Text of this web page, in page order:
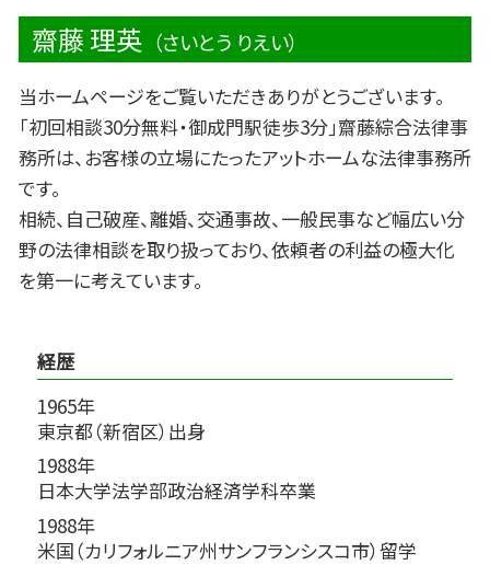
齋藤 理英 （さいとう りえい）
当ホームページをご覧いただきありがとうございます。
「初回相談30分無料・御成門駅徒歩3分」齋藤綜合法律事
務所は、お客様の立場にたったアットホームな法律事務所
です。
相続、自己破産、離婚、交通事故、一般民事など幅広い分
野の法律相談を取り扱っており、依頼者の利益の極大化
を第一に考えています。
経歴
1965年
東京都（新宿区）出身
1988年
日本大学法学部政治経済学科卒業
1988年
米国（カリフォルニア州サンフランシスコ市）留学